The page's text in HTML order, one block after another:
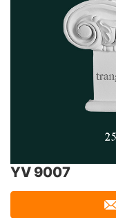
YV 9007